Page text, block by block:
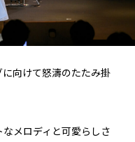
向けて怒濤のたたみ掛
メロディと可愛らしさ